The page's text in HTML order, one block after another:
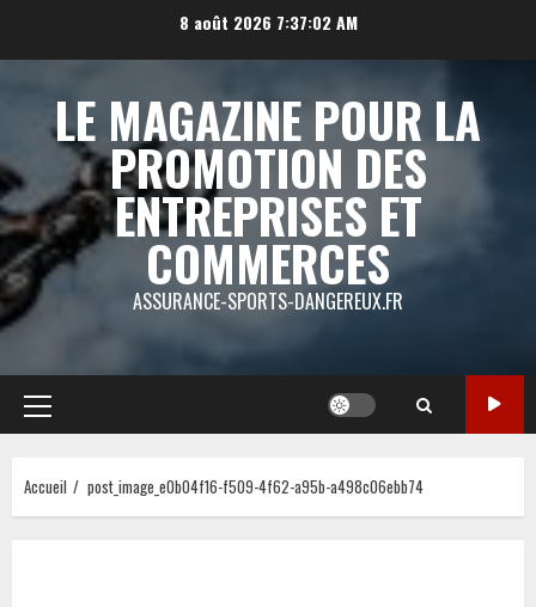
8 août 2026 7:37:02 AM
LE MAGAZINE POUR LA
PROMOTION DES
ENTREPRISES ET
COMMERCES
ASSURANCE-SPORTS-DANGEREUX.FR
Menu
principal
Accueil post_image_e0b04f16-f509-4f62-a95b-a498c06ebb74